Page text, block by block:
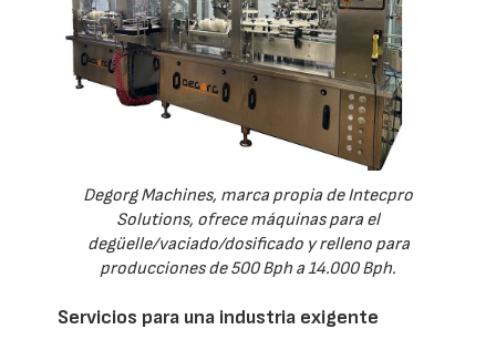
Degorg Machines, marca propia de Intecpro
Solutions, ofrece máquinas para el
degüelle/vaciado/dosificado y relleno para
producciones de 500 Bph a 14.000 Bph.
Servicios para una industria exigente